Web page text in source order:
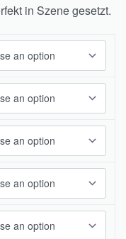
in Szene gesetzt.